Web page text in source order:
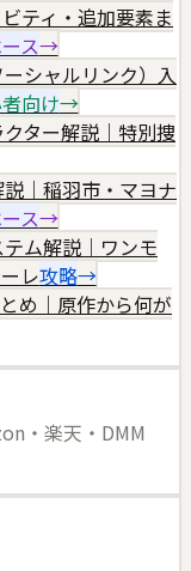
ティ・追加要素ま
ス→
シャルリンク）入
向け→
ター解説｜特別捜
｜稲羽市・マヨナ
ス→
ム解説｜ワンモ
レ攻略→
め｜原作から何が
・楽天・DMM